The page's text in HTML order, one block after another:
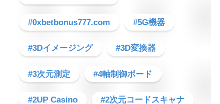
#0xbetbonus777.com #5G機器
#3Dイメージング #3D変換器
#3次元測定 #4軸制御ボード
#2UP Casino #2次元コードスキャナ